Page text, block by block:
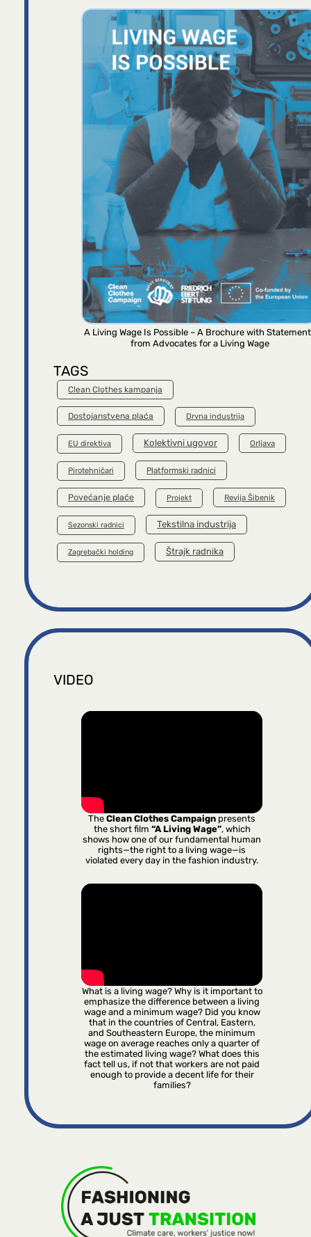
A Living Wage Is Possible – A Brochure with
from Advocates for a Living Wage
TAGS
Clean Clothes kampanja
Dostojanstvena plaća Drvna industrija
EU direktiva Kolektivni ugovor Orljava
Pirotehničari Platformski radnici
Povećanje plaće Projekt Revija Šibenik
Sezonski radnici Tekstilna industrija
Zagrebački holding Štrajk radnika
VIDEO
TheClean Clothes Campaign presents
the short film “A Living Wage”, which
shows how one of our fundamental human
rights—the right to a living wage—is
violated every day in the fashion industry.
What is a living wage? Why is it important to
emphasize the difference between a living
wage and a minimum wage? Did you know
that in the countries of Central, Eastern,
and Southeastern Europe, the minimum
wage on average reaches only a quarter of
the estimated living wage? What does this
fact tell us, if not that workers are not paid
enough to provide a decent life for their
families?